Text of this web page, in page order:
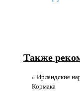
Также
» Ирландские
Кормака